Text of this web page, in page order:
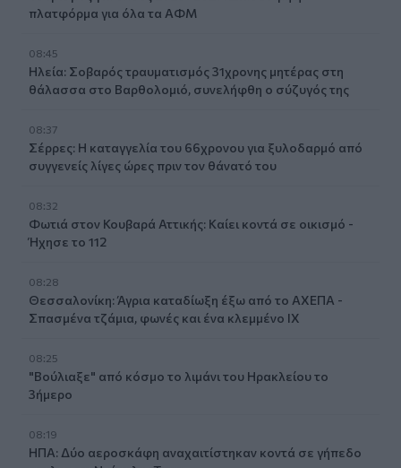
πλατφόρμα για όλα τα ΑΦΜ
08:45
Ηλεία: Σοβαρός τραυματισμός 31χρονης μητέρας στη
θάλασσα στο Βαρθολομιό, συνελήφθη ο σύζυγός της
08:37
Σέρρες: Η καταγγελία του 66χρονου για ξυλοδαρμό από
συγγενείς λίγες ώρες πριν τον θάνατό του
08:32
Φωτιά στον Κουβαρά Αττικής: Καίει κοντά σε οικισμό -
Ήχησε το 112
08:28
Θεσσαλονίκη: Άγρια καταδίωξη έξω από το ΑΧΕΠΑ -
Σπασμένα τζάμια, φωνές και ένα κλεμμένο ΙΧ
08:25
"Βούλιαξε" από κόσμο το λιμάνι του Ηρακλείου το
3ήμερο
08:19
ΗΠΑ: Δύο αεροσκάφη αναχαιτίστηκαν κοντά σε γήπεδο